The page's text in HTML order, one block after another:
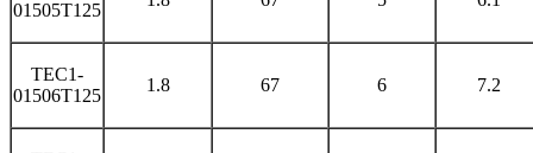
01505T125
TEC1-
01506T125
1.8 67 6 7.2